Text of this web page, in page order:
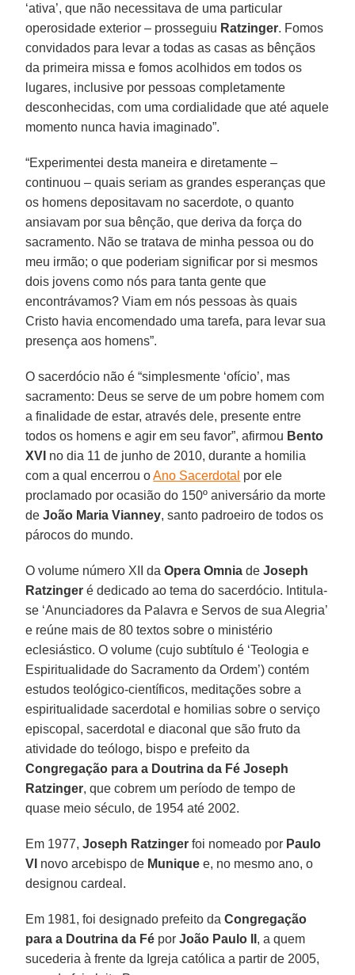
‘ativa’, que não necessitava de uma particular
operosidade exterior – prosseguiu Ratzinger. Fomos
convidados para levar a todas as casas as bênçãos
da primeira missa e fomos acolhidos em todos os
lugares, inclusive por pessoas completamente
desconhecidas, com uma cordialidade que até aquele
momento nunca havia imaginado”.
“Experimentei desta maneira e diretamente –
continuou – quais seriam as grandes esperanças que
os homens depositavam no sacerdote, o quanto
ansiavam por sua bênção, que deriva da força do
sacramento. Não se tratava de minha pessoa ou do
meu irmão; o que poderiam significar por si mesmos
dois jovens como nós para tanta gente que
encontrávamos? Viam em nós pessoas às quais
Cristo havia encomendado uma tarefa, para levar sua
presença aos homens”.
O sacerdócio não é “simplesmente ‘ofício’, mas
sacramento: Deus se serve de um pobre homem com
a finalidade de estar, através dele, presente entre
todos os homens e agir em seu favor”, afirmou Bento
XVI no dia 11 de junho de 2010, durante a homilia
com a qual encerrou oAno Sacerdotal por ele
proclamado por ocasião do 150º aniversário da morte
deJoão Maria Vianney, santo padroeiro de todos os
párocos do mundo.
O volume número XII daOpera Omnia deJoseph
Ratzinger é dedicado ao tema do sacerdócio. Intitula-
se ‘Anunciadores da Palavra e Servos de sua Alegria’
e reúne mais de 80 textos sobre o ministério
eclesiástico. O volume (cujo subtítulo é ‘Teologia e
Espiritualidade do Sacramento da Ordem’) contém
estudos teológico-científicos, meditações sobre a
espiritualidade sacerdotal e homilias sobre o serviço
episcopal, sacerdotal e diaconal que são fruto da
atividade do teólogo, bispo e prefeito da
Congregação para a Doutrina da Fé Joseph
Ratzinger, que cobrem um período de tempo de
quase meio século, de 1954 até 2002.
Em 1977,Joseph Ratzinger foi nomeado por Paulo
VI novo arcebispo de Munique e, no mesmo ano, o
designou cardeal.
Em 1981, foi designado prefeito daCongregação
para a Doutrina da Fé porJoão Paulo II , a quem
sucederia à frente da Igreja católica a partir de 2005,